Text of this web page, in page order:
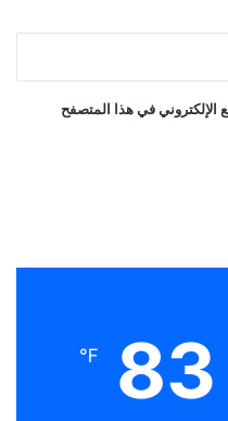
الإلكتروني في هذا المتصفح
83
℉